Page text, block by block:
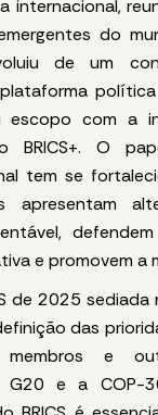
do
de um
escopo com a
BRICS+. O
tem se
apresentam
e promovem a
de 2025 sediada
das
e
e a COP-